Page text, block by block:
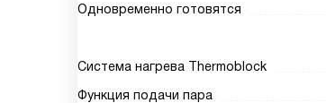
Одновременно готовятся
Система нагрева Thermoblock
Функция подачи пара